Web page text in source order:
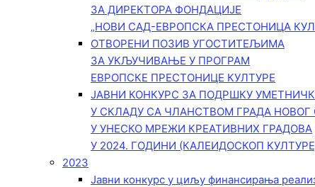
ЗА ДИРЕКТОРА ФОНДАЦИЈЕ
„НОВИ САД-ЕВРОПСКА ПРЕСТОНИЦА
ОТВОРЕНИ ПОЗИВ УГОСТИТЕЉИМА
ЗА УКЉУЧИВАЊЕ У ПРОГРАМ
ЕВРОПСКЕ ПРЕСТОНИЦЕ КУЛТУРЕ
ЈАВНИ КОНКУРС ЗА ПОДРШКУ
У СКЛАДУ СА ЧЛАНСТВОМ ГРАДА НОВОГ
У УНЕСКО МРЕЖИ КРЕАТИВНИХ ГРАДОВА
У 2024. ГОДИНИ (КАЛЕИДОСКОП
2023
Јавни конкурс у циљу финансирања